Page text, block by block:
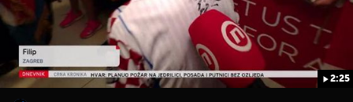
2:25